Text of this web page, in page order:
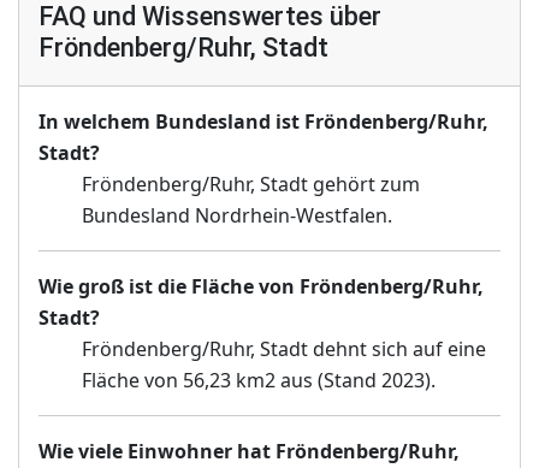
FAQ und Wissenswertes über
Fröndenberg/Ruhr, Stadt
In welchem Bundesland ist Fröndenberg/Ruhr,
Stadt?
Fröndenberg/Ruhr, Stadt gehört zum
Bundesland Nordrhein-Westfalen.
Wie groß ist die Fläche von Fröndenberg/Ruhr,
Stadt?
Fröndenberg/Ruhr, Stadt dehnt sich auf eine
Fläche von 56,23 km2 aus (Stand 2023).
Wie viele Einwohner hat Fröndenberg/Ruhr,